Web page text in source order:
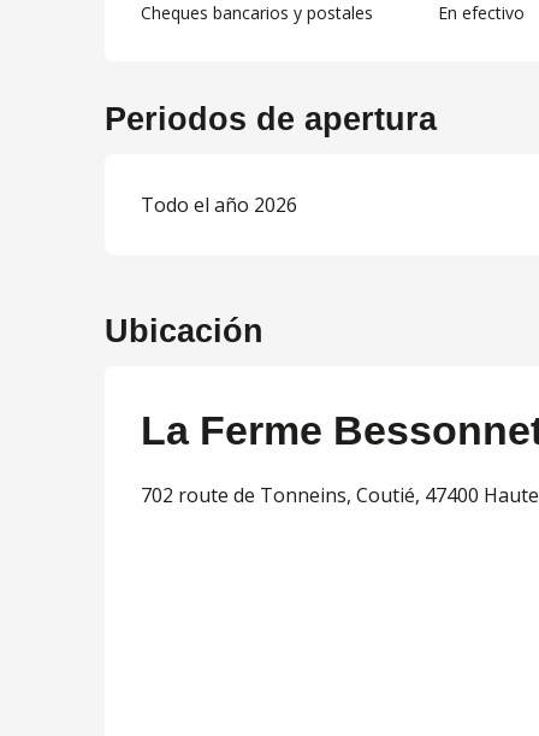
Cheques bancarios y postales En efectivo
Periodos de apertura
Todo el año 2026
Ubicación
La Ferme
702 route de Tonneins, Coutié, 47400